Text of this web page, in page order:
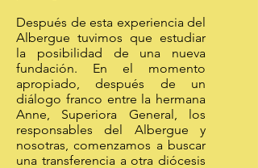
Después de esta experiencia del
Albergue tuvimos que estudiar
la posibilidad de una nueva
fundación. En el momento
apropiado, después de un
diálogo franco entre la hermana
Anne, Superiora General, los
responsables del Albergue y
nosotras, comenzamos a buscar
una transferencia a otra diócesis